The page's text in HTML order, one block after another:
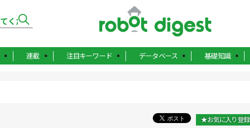
連載 注目キーワード データベース 基礎知識
★お気に入り登録